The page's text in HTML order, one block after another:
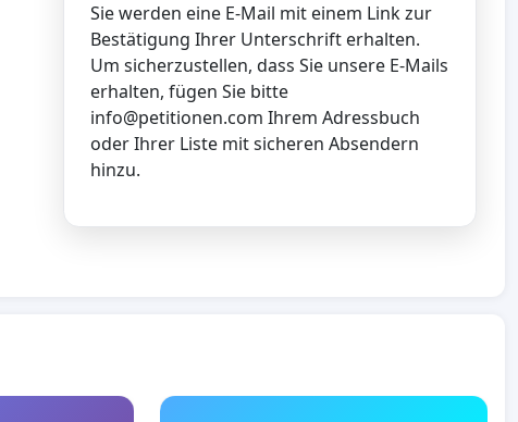
Sie werden eine E-Mail mit einem Link zur
Bestätigung Ihrer Unterschrift erhalten.
Um sicherzustellen, dass Sie unsere E-Mails
erhalten, fügen Sie bitte
info@petitionen.com Ihrem Adressbuch
oder Ihrer Liste mit sicheren Absendern
hinzu.